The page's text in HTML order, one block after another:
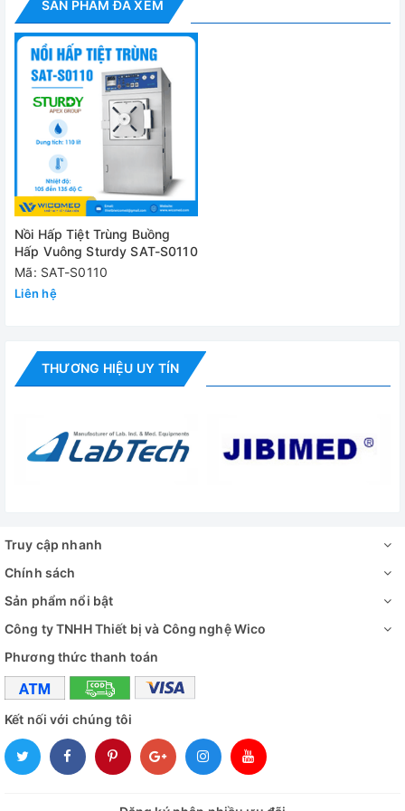
✅ Chức năng đứng
Thông số kỹ thuật
Model SAT-S0110
Dung tích 110 lít
Nhiệt độ tiệt
trùng
Cài đặt từ 105-135 độ C
Buồng hấp 410x410x660mm
Thời gian tiệt
trùng
Bộ ghi nhiệt Ghi nhiệt độ 1 điểm
Màn hình điều
LED
Bơm chân
Auto Lock
Nguồn điện 230V/ 380V (1 pha/ 3 pha)
Công suất 9kW
Kích thước tổng
thể (WxDxH)
Cung cấp bao gồm:
Nồi Hấp SturdySAT-S0110
SẢN PHẨM ĐÃ XEM
Nồi Hấp Tiệt Trùng Buồng
Hấp Vuông Sturdy SAT-S0110
Mã: SAT-S0110
Liên hệ
THƯƠNG HIỆU UY TÍN
Truy cập nhanh
Chính sách
Sản phẩm nổi bật
Công ty TNHH Thiết bị và Công nghệ Wico
Phương thức thanh toán
Kết nối với chúng tôi